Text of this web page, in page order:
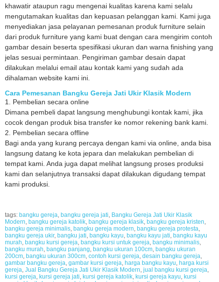
khawatir ataupun ragu mengenai kualitas karena kami selalu
mengutamakan kualitas dan kepuasan pelanggan kami. Kami juga
menyediakan jasa pelayanan pemesanan produk furniture selain
dari produk furniture yang kami buat dengan cara mengirim contoh
gambar desain beserta spesifikasi ukuran dan warna finishing yang
jelas sesuai permintaan. Pengiriman gambar desain dapat
dilakukan melalui email atau kontak kami yang sudah ada
dihalaman website kami ini.
Cara Pemesanan Bangku Gereja Jati Ukir Klasik Modern
1. Pembelian secara online
Dimana pembeli dapat langsung menghubungi kontak kami, jika
cocok dengan produk bisa transfer ke nomor rekening bank kami.
2. Pembelian secara offline
Bagi anda yang kurang percaya dengan kami via online, anda bisa
langsung datang ke kota jepara dan melakukan pembelian di
tempat kami. Anda juga dapat melihat langsung proses produksi
kami dan selanjutnya transaksi dapat dilakukan digudang tempat
kami produksi.
tags: bangku gereja bangku gereja jati Bangku Gereja Jati Ukir Klasik
Modern bangku gereja katolik bangku gereja klasik bangku gereja kristen
bangku gereja minimalis bangku gereja modern bangku gereja protesta
bangku gereja ukir, bangku jati bangku kayu bangku kayu jati bangku kayu
murah bangku kursi gereja bangku kursi untuk gereja bangku minimalis
bangku murah bangku panjang bangku ukuran 100cm bangku ukuran
200cm bangku ukuran 300cm contoh kursi gereja desain bangku gereja
gambar bangku gereja gambar kursi gereja harga bangku kayu harga kursi
gereja Jual Bangku Gereja Jati Ukir Klasik Modern jual bangku kursi gereja
kursi gereja kursi gereja jati kursi gereja katolik kursi gereja kayu kursi